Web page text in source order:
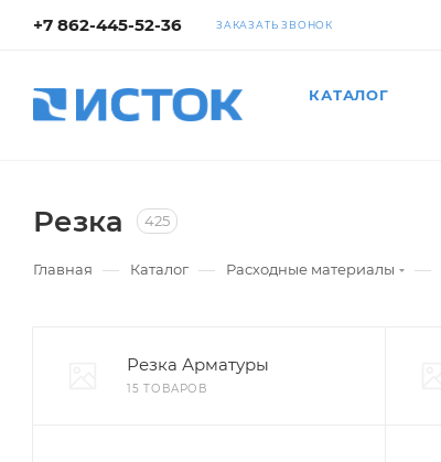
+7 862-445-52-36 ЗАКАЗАТЬ ЗВОНОК
КАТАЛОГ
Резка 425
Главная — Каталог — Расходные материалы —
Резка Арматуры
15 ТОВАРОВ